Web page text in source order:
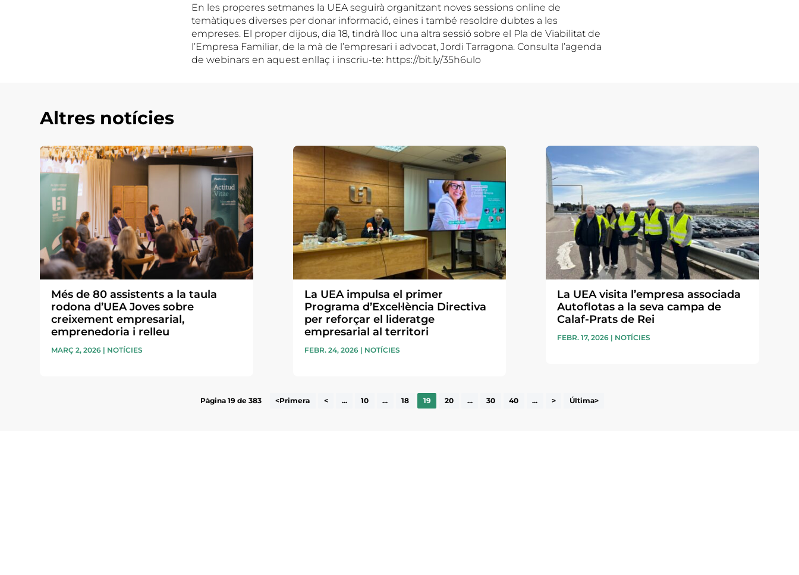
En les properes setmanes la UEA seguirà organitzant noves sessions online de
temàtiques diverses per donar informació, eines i també resoldre dubtes a les
empreses. El proper dijous, dia 18, tindrà lloc una altra sessió sobre el Pla de Viabilitat de
l’Empresa Familiar, de la mà de l’empresari i advocat, Jordi Tarragona. Consulta l’agenda
de webinars en aquest enllaç i inscriu-te: https://bit.ly/35h6ulo
Altres notícies
Més de 80 assistents a la taula
rodona d’UEA Joves sobre
creixement empresarial,
emprenedoria i relleu
MARÇ 2, 2026 | NOTÍCIES
La UEA impulsa el primer
Programa d’Excel·lència Directiva
per reforçar el lideratge
empresarial al territori
FEBR. 24, 2026| NOTÍCIES
La UEA visita l’empresa associada
Autoflotas a la seva campa de
Calaf-Prats de Rei
FEBR. 17, 2026| NOTÍCIES
Pàgina 19 de 383 <Primera < ... 10 ... 18 19 20 ... 30 40 ... > Última>